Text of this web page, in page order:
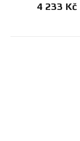
4 233 Kč